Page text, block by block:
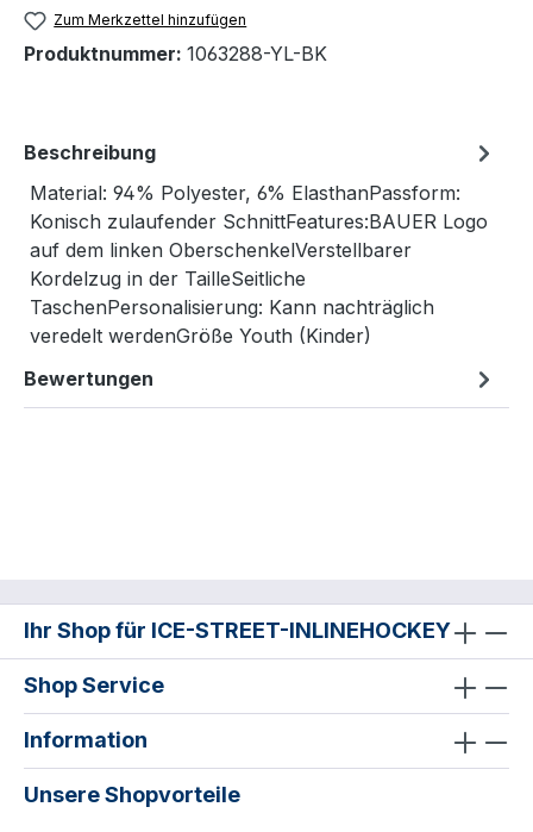
Zum Merkzettel hinzufügen
Produktnummer: 1063288-YL-BK
Beschreibung
Material: 94% Polyester, 6% ElasthanPassform:
Konisch zulaufender SchnittFeatures:BAUER Logo
auf dem linken OberschenkelVerstellbarer
Kordelzug in der TailleSeitliche
TaschenPersonalisierung: Kann nachträglich
veredelt werdenGröße Youth (Kinder)
Bewertungen
Ihr Shop für ICE-STREET-INLINEHOCKEY
Shop Service
Information
Unsere Shopvorteile